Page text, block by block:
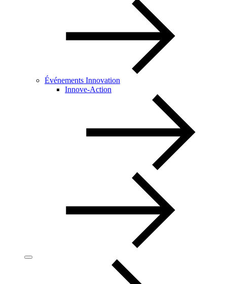
Événements Innovation
Innove-Action